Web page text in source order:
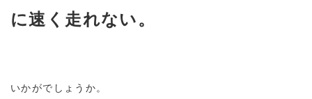
に速く走れない。
いかがでしょうか。